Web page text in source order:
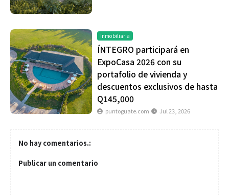
Inmobiliaria
ÍNTEGRO participará en
ExpoCasa 2026 con su
portafolio de vivienda y
descuentos exclusivos de hasta
Q145,000
puntoguate.com Jul 23, 2026
No hay comentarios.:
Publicar un comentario